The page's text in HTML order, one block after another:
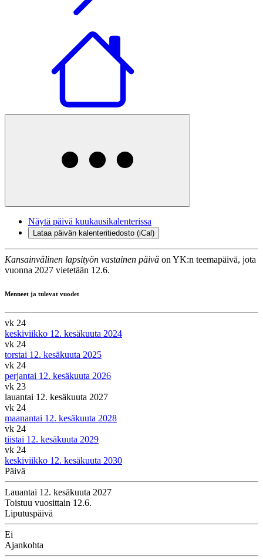
Näytä päivä kuukausikalenterissa
Lataa päivän kalenteritiedosto (iCal)
Kansainvälinen lapsityön vastainen päivä on YK:n teemapäivä, jota
vuonna 2027 vietetään 12.6.
Menneet ja tulevat vuodet
vk 24
keskiviikko 12. kesäkuuta 2024
vk 24
torstai 12. kesäkuuta 2025
vk 24
perjantai 12. kesäkuuta 2026
vk 23
lauantai 12. kesäkuuta 2027
vk 24
maanantai 12. kesäkuuta 2028
vk 24
tiistai 12. kesäkuuta 2029
vk 24
keskiviikko 12. kesäkuuta 2030
Päivä
Lauantai 12. kesäkuuta 2027
Toistuu vuosittain 12.6.
Liputuspäivä
Ei
Ajankohta